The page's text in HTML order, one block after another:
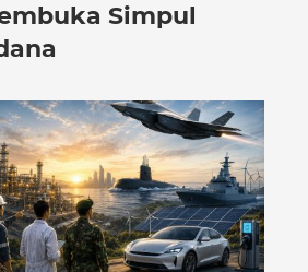
Simpul